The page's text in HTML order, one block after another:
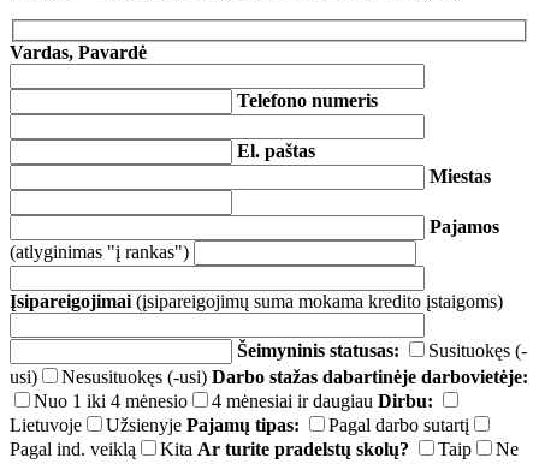
Vardas, Pavardė
Telefono numeris
El. paštas
Miestas
Pajamos
(atlyginimas "į rankas")
Įsipareigojimai (įsipareigojimų suma mokama kredito įstaigoms)
Šeimyninis statusas:
Susituokęs (-
usi)
Nesusituokęs (-usi) Darbo stažas dabartinėje darbovietėje:
Nuo 1 iki 4 mėnesio
4 mėnesiai ir daugiau Dirbu:
Lietuvoje
Užsienyje Pajamų tipas:
Pagal darbo sutartį
Pagal ind. veiklą
Kita Ar turite pradelstų skolų? Taip
Ne